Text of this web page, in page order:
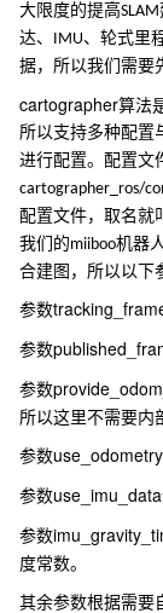
大限度的提高SLAM
达、 IMU、轮式里
据，所以我们需要
cartographer算法
所以支持多种配置
进行配置。配置文
cartographer_ros/
配置文件，取名就
我们的miiboo机器
合建图，所以以下
参数
参数
参数
所以这里不需要内
参数use_odometry
参数use_imu_data
参数
度常数。
其余参数根据需要